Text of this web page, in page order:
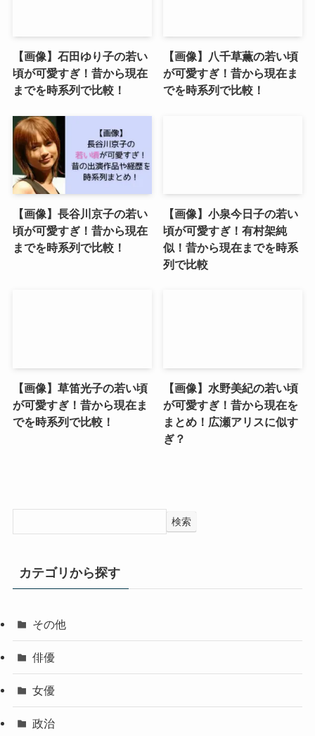
【画像】石田ゆり子の若い
頃が可愛すぎ！昔から現在
までを時系列で比較！
【画像】八千草薫の若い頃
が可愛すぎ！昔から現在ま
でを時系列で比較！
【画像】長谷川京子の若い
頃が可愛すぎ！昔から現在
までを時系列で比較！
【画像】小泉今日子の若い
頃が可愛すぎ！有村架純
似！昔から現在までを時系
列で比較
【画像】草笛光子の若い頃
が可愛すぎ！昔から現在ま
でを時系列で比較！
【画像】水野美紀の若い頃
が可愛すぎ！昔から現在を
まとめ！広瀬アリスに似す
ぎ？
検索
カテゴリから探す
その他
俳優
女優
政治